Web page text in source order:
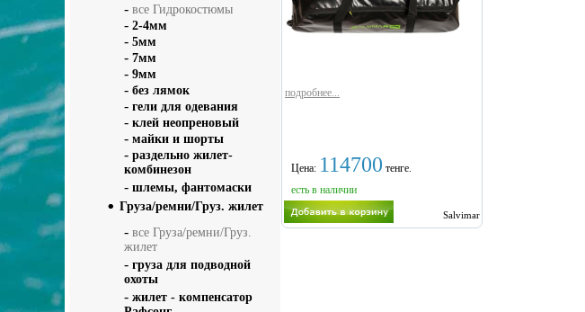
подробнее...
Salvimar
Цена: 114700 тенге.
есть в наличии
- все Гидрокостюмы
- 2-4мм
- 5мм
- 7мм
- 9мм
- без лямок
- гели для одевания
- клей неопреновый
- майки и шорты
- раздельно жилет-
комбинезон
- шлемы, фантомаски
Груза/ремни/Груз. жилет
- все Груза/ремни/Груз.
жилет
- груза для подводной
охоты
- жилет - компенсатор